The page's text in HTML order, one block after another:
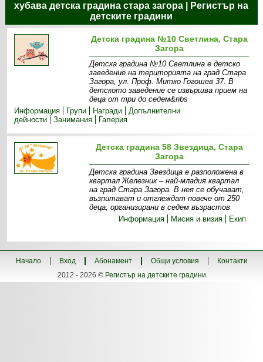
хубава детска градина стара загора | Регистър на
детските градини
Детска градина №10 Светлина, Стара
Загора
Детска градина №10 Светлина е детско
заведение на територията на град Стара
Загора, ул. Проф. Митко Гогошев 37. В
детското заведение се извършва прием на
деца от три до седем&nbs
Информация
Групи Награди
Допълнителни
дейности
Занимания Галерия
Детска градина 58 Звездица, Стара
Загора
Детска градина Звездица е разположена в
квартал Железник – най-младия квартал
на град Стара Загора. В нея се обучават,
възпитават и отглеждат повече от 250
деца, организирани в седем възрастов
Информация
Мисия и визия Екип
Начало Вход Абонамент Общи условия
Контакти
2012 - 2026 © Регистър на детските градини